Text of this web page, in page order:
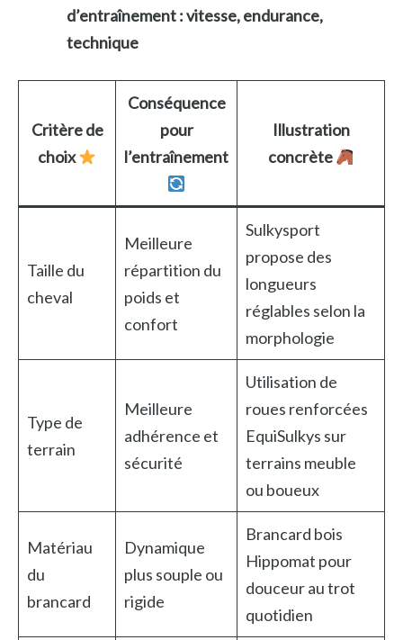
d’entraînement : vitesse, endurance,
technique
Critère de
choix
Conséquence
pour
l’entraînement
Illustration
concrète
Taille du
cheval
Meilleure
répartition du
poids et
confort
Sulkysport
propose des
longueurs
réglables selon la
morphologie
Type de
terrain
Meilleure
adhérence et
sécurité
Utilisation de
roues renforcées
EquiSulkys sur
terrains meuble
ou boueux
Matériau
du
brancard
Dynamique
plus souple ou
rigide
Brancard bois
Hippomat pour
douceur au trot
quotidien